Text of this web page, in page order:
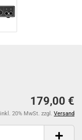
179,00 €
inkl. 20% MwSt. zzgl. Versand